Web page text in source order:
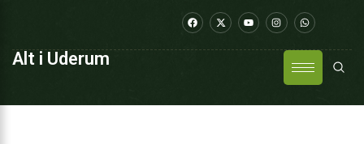
Alt i Uderum